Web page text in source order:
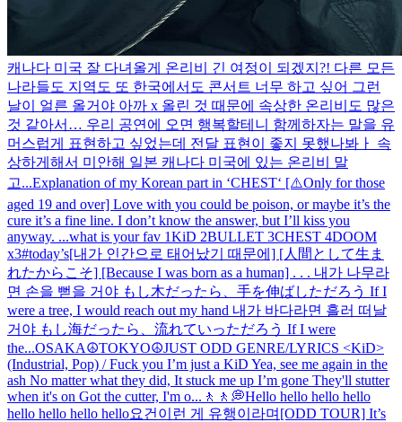
캐나다 미국 잘 다녀올게 온리비 긴 여정이 되겠지?! 다른 모든
나라들도 지역도 또 한국에서도 콘서트 너무 하고 싶어 그런
날이 얼른 올거야 아까 x 올린 것 때문에 속상한 온리비도 많은
것 같아서… 우리 공연에 오면 행복할테니 함께하자는 말을 유
머스럽게 표현하고 싶었는데 전달 표현이 좋지 못했나봐ㅏ 속
상하게해서 미안해 일본 캐나다 미국에 있는 온리비 말
고...Explanation of my Korean part in ‘CHEST‘ [⚠️Only for those
aged 19 and over] Love with you could be poison, or maybe it’s the
cure it’s a fine line. I don’t know the answer, but I’ll kiss you
anyway. ...what is your fav 1KiD 2BULLET 3CHEST 4DOOM
x3#today’s[내가 인간으로 태어났기 때문에] [人間として生ま
れたからこそ] [Because I was born as a human] . . . 내가 나무라
면 손을 뻗을 거야 もし木だったら、手を伸ばしただろう If I
were a tree, I would reach out my hand 내가 바다라면 흘러 떠날
거야 もし海だったら、流れていっただろう If I were
the...OSAKA☮️TOKYO☮️JUST ODD GENRE/LYRICS <KiD>
(Industrial, Pop) / Fuck you I’m just a KiD Yea, see me again in the
ash No matter what they did, It stuck me up I’m gone They'll stutter
when it's on Got the cutter, I'm o... 🚶🚶💭Hello hello hello hello
hello hello hello hello요건 이런 게 유행이라며 [ODD TOUR] It’s